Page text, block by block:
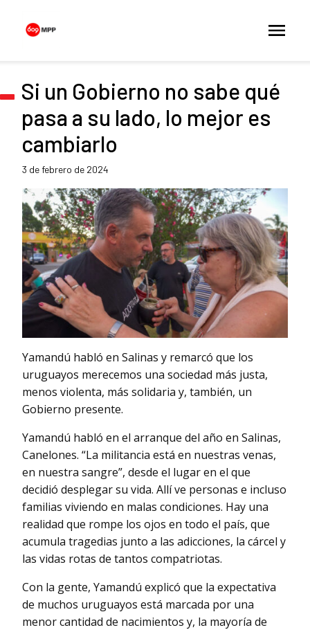
Si un Gobierno no sabe qué
pasa a su lado, lo mejor es
cambiarlo
3 de febrero de 2024
Yamandú habló en Salinas y remarcó que los
uruguayos merecemos una sociedad más justa,
menos violenta, más solidaria y, también, un
Gobierno presente.
Yamandú habló en el arranque del año en Salinas,
Canelones. “La militancia está en nuestras venas,
en nuestra sangre”, desde el lugar en el que
decidió desplegar su vida. Allí ve personas e incluso
familias viviendo en malas condiciones. Hay una
realidad que rompe los ojos en todo el país, que
acumula tragedias junto a las adicciones, la cárcel y
las vidas rotas de tantos compatriotas.
Con la gente, Yamandú explicó que la expectativa
de muchos uruguayos está marcada por una
menor cantidad de nacimientos y, la mayoría de